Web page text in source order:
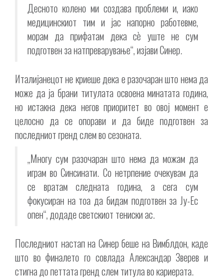
Десното колено ми создава проблеми и, иако
медицинскиот тим и јас напорно работевме,
морам да прифатам дека сè уште не сум
подготвен за натпреварување“, изјави Синер.
Италијанецот не криеше дека е разочаран што нема да
може да ја брани титулата освоена минатата година,
но истакна дека негов приоритет во овој момент е
целосно да се опорави и да биде подготвен за
последниот гренд слем во сезоната.
„Многу сум разочаран што нема да можам да
играм во Синсинати. Со нетрпение очекувам да
се вратам следната година, а сега сум
фокусиран на тоа да бидам подготвен за Ју-Ес
опен“, додаде светскиот тениски ас.
Последниот настап на Синер беше на Вимблдон, каде
што во финалето го совлада Александар Зверев и
стигна до петтата гренд слем титула во кариерата.